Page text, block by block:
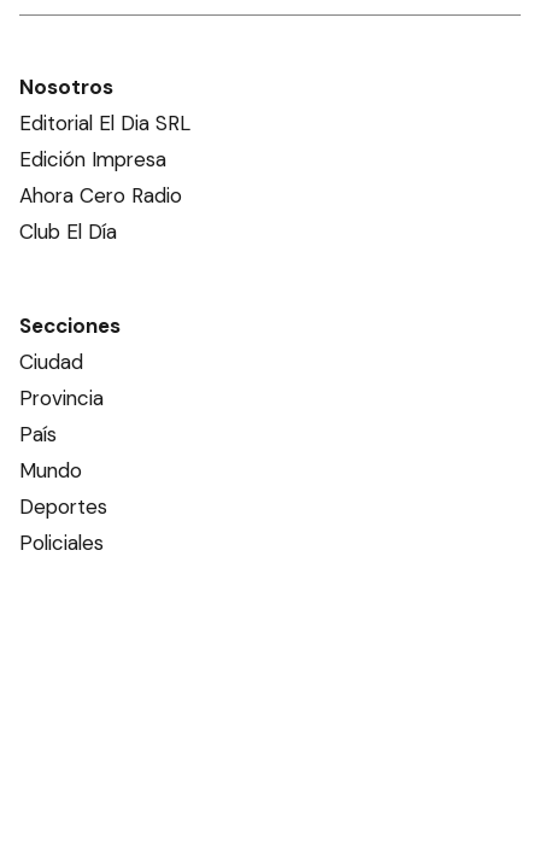
Nosotros
Editorial El Dia SRL
Edición Impresa
Ahora Cero Radio
Club El Día
Secciones
Ciudad
Provincia
País
Mundo
Deportes
Policiales